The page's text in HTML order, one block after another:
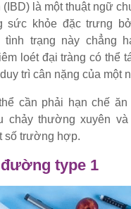
là một thuật ngữ
sức khỏe đặc trưng
tình trạng này chẳng
loét đại tràng có thể
trì cân nặng của một
cần phải hạn chế ăn
chảy thường xuyên
số trường hợp.
type 1